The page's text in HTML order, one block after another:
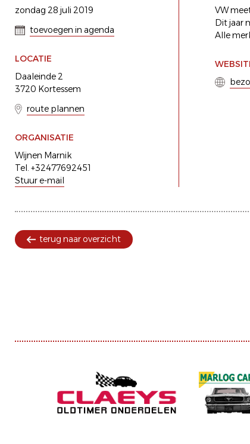
zondag 28 juli 2019
toevoegen in agenda
LOCATIE
Daaleinde 2
3720 Kortessem
route plannen
ORGANISATIE
Wijnen Marnik
Tel. +32477692451
Stuur e-mail
VW
Dit jaar
Alle
terug naar overzicht